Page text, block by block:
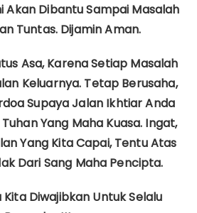
Akan Dibantu Sampai Masalah
Tuntas. Dijamin Aman.
Asa, Karena Setiap Masalah
Keluarnya. Tetap Berusaha,
Supaya Jalan Ikhtiar Anda
Yang Maha Kuasa. Ingat,
Yang Kita Capai, Tentu Atas
Dari Sang Maha Pencipta.
Diwajibkan Untuk Selalu